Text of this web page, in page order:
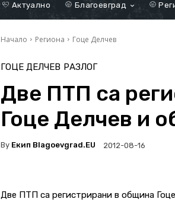
Актуално Благоевград
Начало Региона Гоце Делчев
ГОЦЕ ДЕЛЧЕВ РАЗЛОГ
Две ПТП са
Гоце Делчев и
By Екип Blagoevgrad.EU 2012-08-16
Две ПТП са регистрирани в община